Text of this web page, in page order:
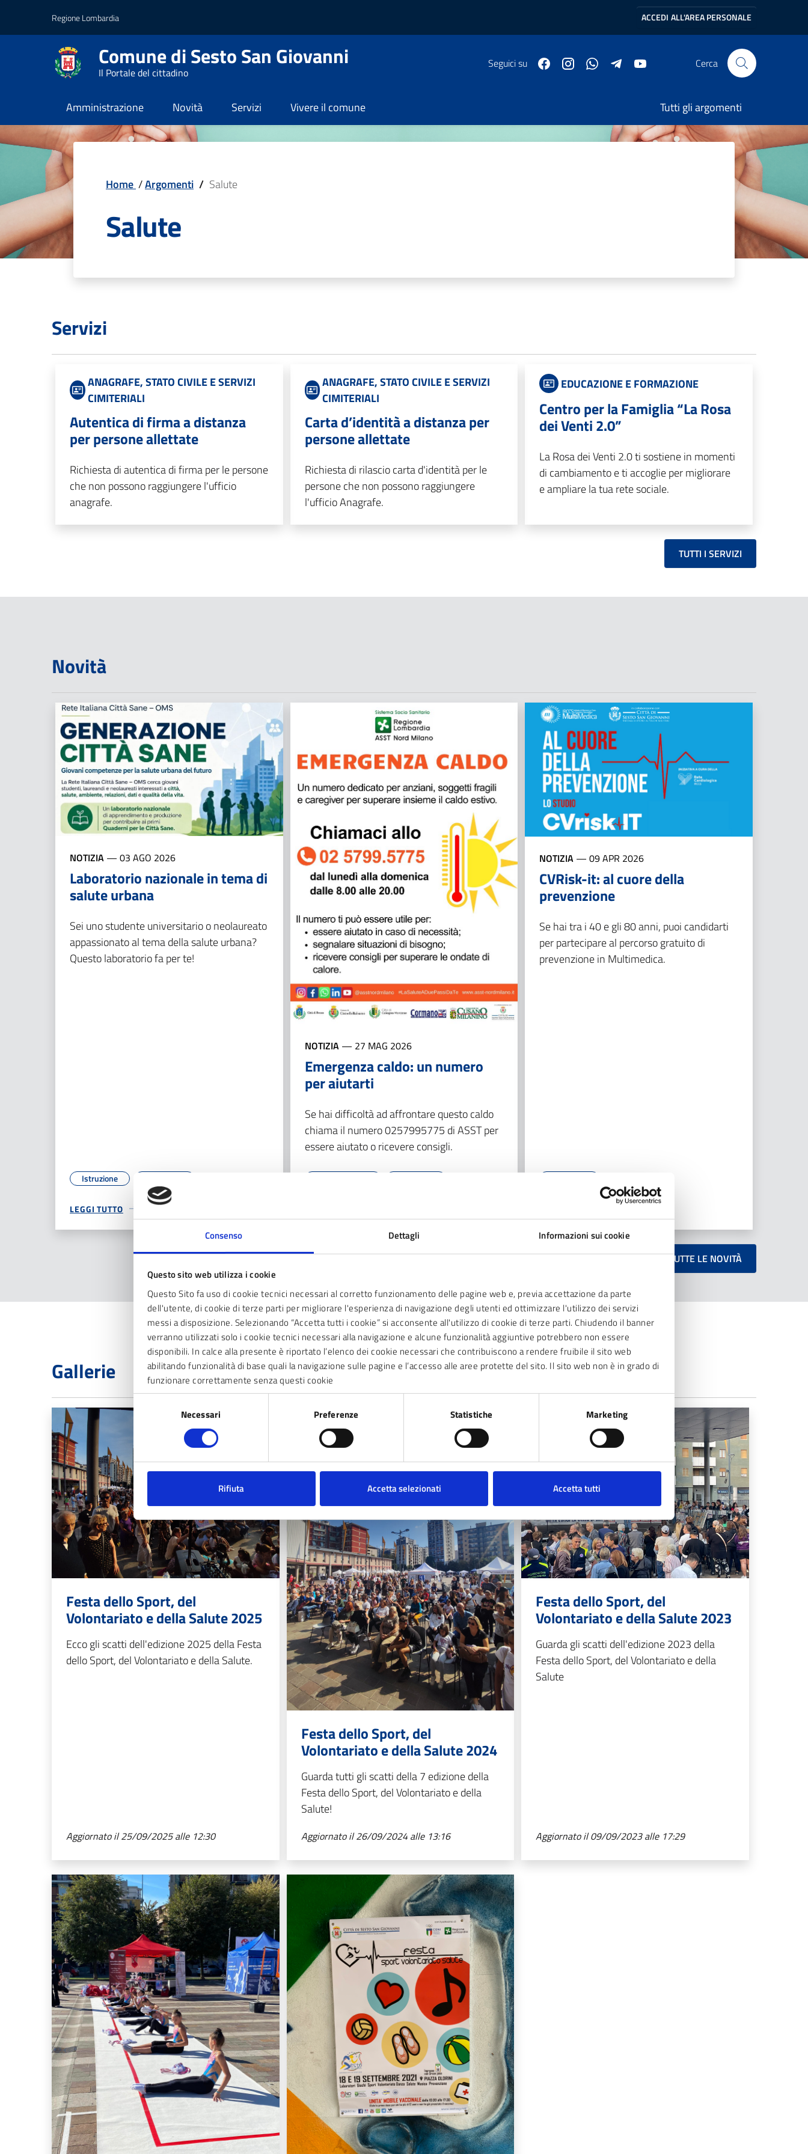
Consenso Dettagli Informazioni sui cookie
Questo sito web utilizza i cookie
Questo Sito fa uso di cookie tecnici necessari al corretto funzionamento delle pagine web e, previa accettazione da parte
dell'utente, di cookie di terze parti per migliorare l'esperienza di navigazione degli utenti ed ottimizzare l'utilizzo dei servizi
messi a disposizione. Selezionando “Accetta tutti i cookie” si acconsente all'utilizzo di cookie di terze parti. Chiudendo il banner
verranno utilizzati solo i cookie tecnici necessari alla navigazione e alcune funzionalità aggiuntive potrebbero non essere
disponibili. In calce alla presente è riportato l’elenco dei cookie necessari che contribuiscono a rendere fruibile il sito web
abilitando funzionalità di base quali la navigazione sulle pagine e l’accesso alle aree protette del sito. Il sito web non è in grado di
funzionare correttamente senza questi cookie
Selezione
del
Necessari Preferenze Statistiche Marketing
Rifiuta Accetta selezionati Accetta tutti
Vai al contenuto principale
Vai al footerRegione Lombardia ACCEDI ALL'AREA PERSONALE
Comune di Sesto San Giovanni
Il Portale del cittadino
Seguici su Cerca
Amministrazione Novità Servizi Vivere il comune Tutti gli argomenti
Home /Argomenti / Salute
Salute
Servizi
ANAGRAFE, STATO CIVILE E SERVIZI
CIMITERIALI
Autentica di firma a distanza
per persone allettate
Richiesta di autentica di firma per le persone
che non possono raggiungere l'ufficio
anagrafe.
ANAGRAFE, STATO CIVILE E SERVIZI
CIMITERIALI
Carta d’identità a distanza per
persone allettate
Richiesta di rilascio carta d'identità per le
persone che non possono raggiungere
l'ufficio Anagrafe.
EDUCAZIONE E FORMAZIONE
Centro per la Famiglia “La Rosa
dei Venti 2.0”
La Rosa dei Venti 2.0 ti sostiene in momenti
di cambiamento e ti accoglie per migliorare
e ampliare la tua rete sociale.
TUTTI I SERVIZI
Novità
NOTIZIA — 03 AGO 2026
Laboratorio nazionale in tema di
salute urbana
Sei uno studente universitario o neolaureato
appassionato al tema della salute urbana?
Questo laboratorio fa per te!
Istruzione
LEGGI TUTTO
NOTIZIA— 27 MAG 2026
Emergenza caldo: un numero
per aiutarti
Se hai difficoltà ad affrontare questo caldo
chiama il numero 0257995775 di ASST per
essere aiutato o ricevere consigli.
NOTIZIA —09 APR 2026
CVRisk-it: al cuore della
prevenzione
Se hai tra i 40 e gli 80 anni, puoi candidarti
per partecipare al percorso gratuito di
prevenzione in Multimedica.
TUTTE LE NOVITÀ
Gallerie
Festa dello Sport, del
Volontariato e della Salute 2025
Ecco gli scatti dell'edizione 2025 della Festa
dello Sport, del Volontariato e della Salute.
Aggiornato il 25/09/2025 alle 12:30
Festa dello Sport, del
Volontariato e della Salute 2024
Guarda tutti gli scatti della 7 edizione della
Festa dello Sport, del Volontariato e della
Salute!
Aggiornato il 26/09/2024 alle 13:16
Festa dello Sport, del
Volontariato e della Salute 2023
Guarda gli scatti dell'edizione 2023 della
Festa dello Sport, del Volontariato e della
Salute
Aggiornato il 09/09/2023 alle 17:29